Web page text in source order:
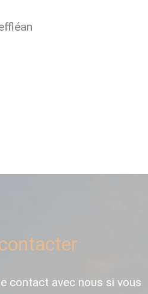
contact avec nous si vous